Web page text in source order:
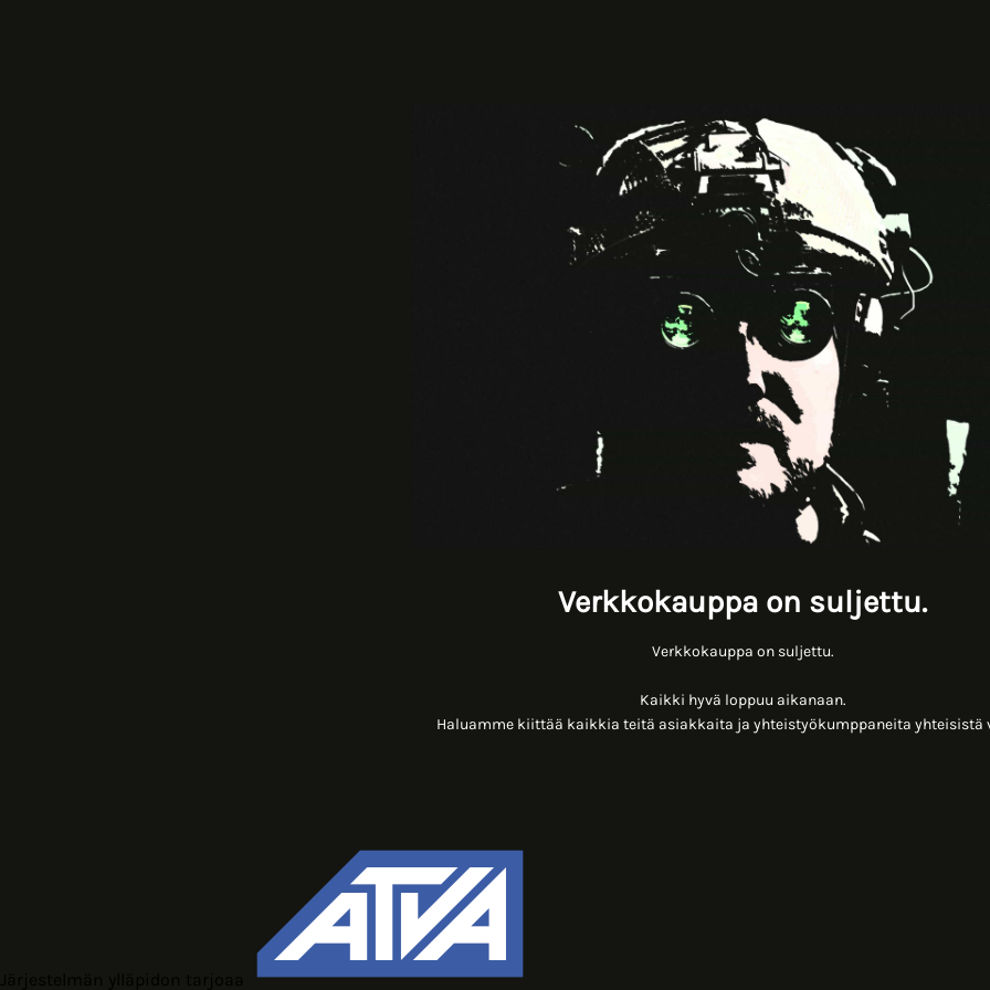
Verkkokauppa on suljettu.
Verkkokauppa on suljettu.
Kaikki hyvä loppuu aikanaan.
Haluamme kiittää kaikkia teitä asiakkaita ja yhteistyökumppaneita yhteisistä